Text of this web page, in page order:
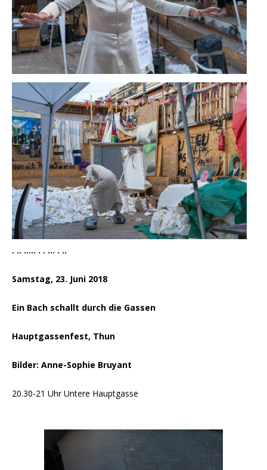
. .. ….. . . … . ..
Samstag, 23. Juni 2018
Ein Bach schallt durch die Gassen
Hauptgassenfest, Thun
Bilder: Anne-Sophie Bruyant
20.30-21 Uhr Untere Hauptgasse